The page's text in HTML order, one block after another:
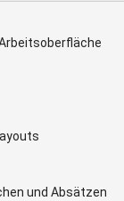
und Absätzen